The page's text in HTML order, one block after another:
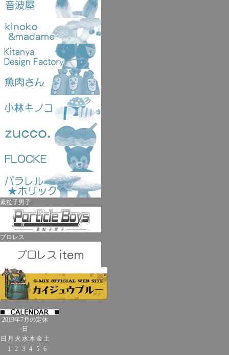
素粒子男子
プロレス
2019年7月の定休
日
日 月 火 水 木 金 土
1
2 3 4 5 6